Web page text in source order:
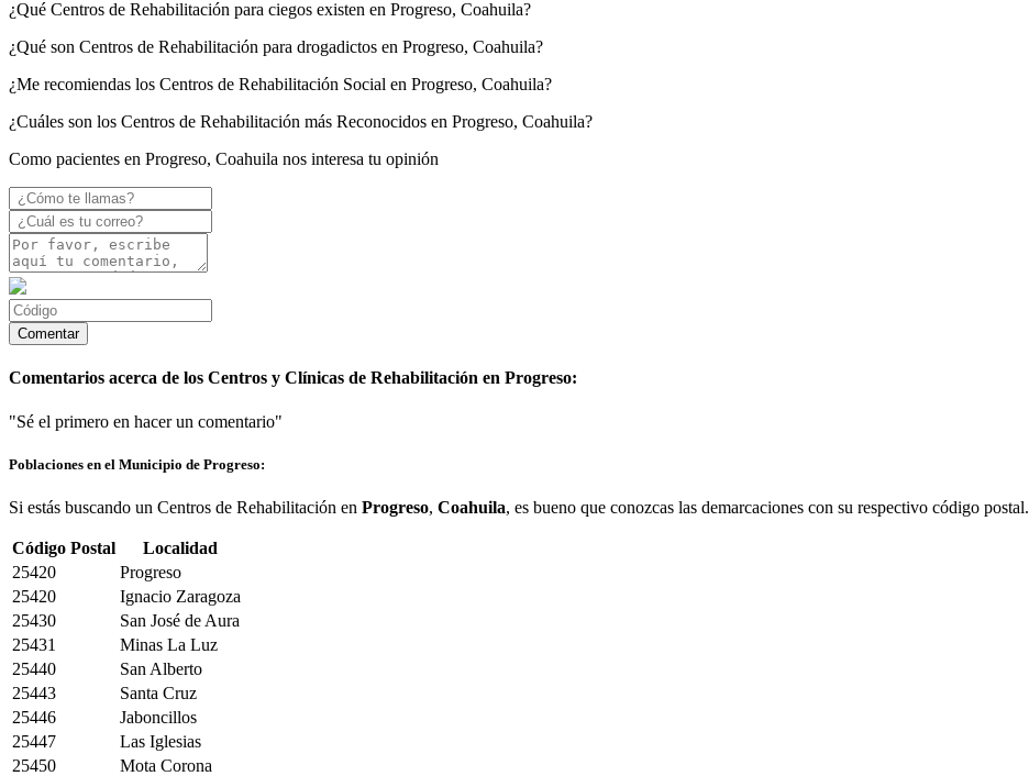
¿Qué Centros de Rehabilitación para ciegos existen en Progreso, Coahuila?
¿Qué son Centros de Rehabilitación para drogadictos en Progreso, Coahuila?
¿Me recomiendas los Centros de Rehabilitación Social en Progreso, Coahuila?
¿Cuáles son los Centros de Rehabilitación más Reconocidos en Progreso, Coahuila?
Como pacientes en Progreso, Coahuila nos interesa tu opinión
Comentarios acerca de los Centros y Clínicas de Rehabilitación en Progreso:
"Sé el primero en hacer un comentario"
Poblaciones en el Municipio de Progreso:
Si estás buscando un Centros de Rehabilitación en Progreso, Coahuila, es bueno que conozcas las demarcaciones con su respectivo código postal.
Código Postal
Localidad
25420
Progreso
25420
Ignacio Zaragoza
25430
San José de Aura
25431
Minas La Luz
25440
San Alberto
25443
Santa Cruz
25446
Jaboncillos
25447
Las Iglesias
25450
Mota Corona